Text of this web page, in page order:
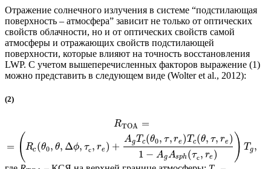
Отражение солнечного излучения в системе “подстилающая
поверхность – атмосфера” зависит не только от оптических
свойств облачности, но и от оптических свойств самой
атмосферы и отражающих свойств подстилающей
поверхности, которые влияют на точность восстановления
LWP. С учетом вышеперечисленных факторов выражение (1)
можно представить в следующем виде (Wolter et al., 2012):
(2)
RTOA =
= ( Rc (θ0, θ, Δϕ, τс, re ) +
AgTc(θ0, τ, re )Tc(θ, τ, re )
1 − AgAsph(τс , re ) ) Tg,